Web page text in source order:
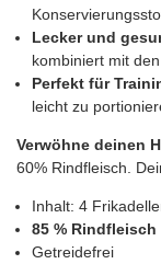
Lecker und
kombiniert mit
Perfekt für
leicht zu
Verwöhne deinen
60% Rindfleisch.
Inhalt: 4
85 % Rindfleisch
Getreidefrei